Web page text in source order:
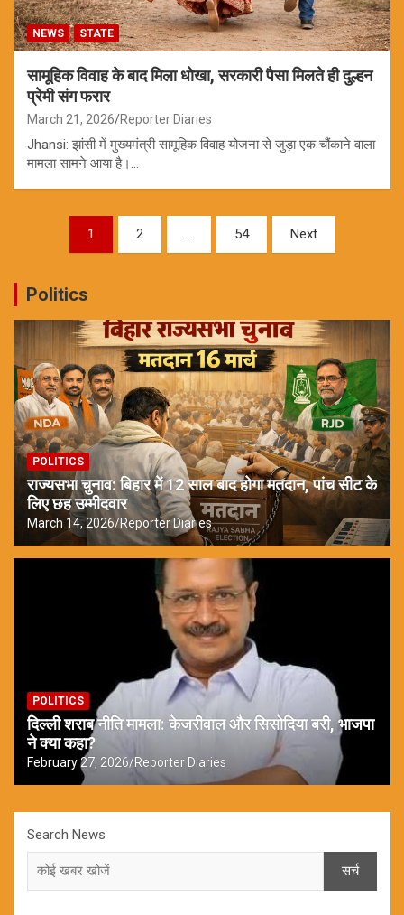
NEWS STATE
सामूहिक विवाह के बाद मिला धोखा, सरकारी पैसा मिलते ही दुल्हन
प्रेमी संग फरार
March 21, 2026 Reporter Diaries
Jhansi: झांसी में मुख्यमंत्री सामूहिक विवाह योजना से जुड़ा एक चौंकाने वाला
मामला सामने आया है।…
pagination
1 2 … 54 Next
Politics
POLITICS
राज्यसभा चुनाव: बिहार में 12 साल बाद होगा मतदान, पांच सीट के
लिए छह उम्मीदवार
March 14, 2026 Reporter Diaries
POLITICS
दिल्ली शराब नीति मामला: केजरीवाल और सिसोदिया बरी, भाजपा
ने क्या कहा?
February 27, 2026 Reporter Diaries
Search News
सर्च